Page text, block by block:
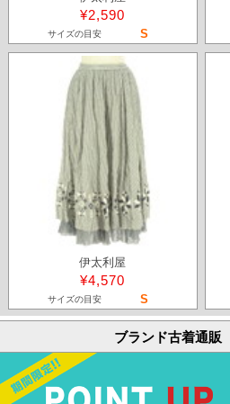
¥2,590
サイズの目安 S
伊太利屋
¥4,570
サイズの目安 S
ブランド古着通